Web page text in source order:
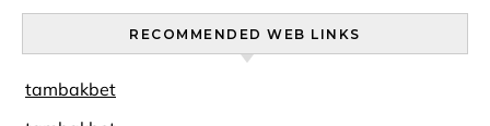
RECOMMENDED WEB LINKS
tambakbet